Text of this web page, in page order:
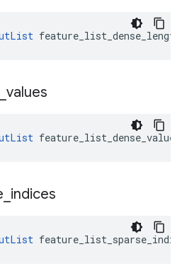
values
feature_list_dense_values
indices